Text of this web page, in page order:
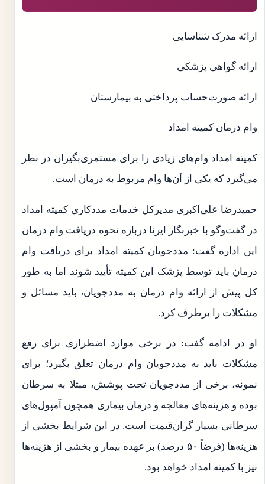
ارائه مدرک شناسایی
ارائه گواهی پزشکی
ارائه صورت‌حساب پرداختی به بیمارستان
وام درمان کمیته امداد
کمیته امداد وام‌های زیادی را برای مستمری‌بگیران در نظر
می‌گیرد که یکی از آن‌ها وام مربوط به درمان است.
حمیدرضا علی‌اکبری مدیرکل خدمات مددکاری کمیته امداد
در گفت‌وگو با خبرنگار ایرنا درباره نحوه دریافت وام درمان
این اداره گفت: مددجویان کمیته امداد برای دریافت وام
درمان باید توسط پزشک این کمیته تأیید شوند اما به طور
کل پیش از ارائه وام درمان به مددجویان، باید مسائل و
مشکلات را برطرف کرد.
او در ادامه گفت: در برخی موارد اضطراری برای رفع
مشکلات باید به مددجویان وام درمان تعلق بگیرد؛ برای
نمونه، برخی از مددجویان تحت پوشش، مبتلا به سرطان
بوده و هزینه‌های معالجه و درمان بیماری همچون آمپول‌های
سرطانی بسیار گران‌قیمت است. در این شرایط بخشی از
هزینه‌ها (فرضاً ۵۰ درصد) بر عهده بیمار و بخشی از هزینه‌ها
نیز با کمیته امداد خواهد بود.